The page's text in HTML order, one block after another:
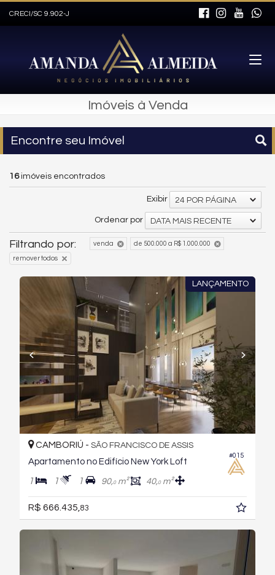
CRECI/SC 9.902-J
Imóveis à Venda
Encontre seu Imóvel
16imóveis encontrados
Exibir 24 POR PÁGINA
Ordenar por DATA MAIS RECENTE
Filtrando por: venda de 500.000 a R$ 1.000.000
remover todos
LANÇAMENTO
#015
CAMBORIÚ - SÃO FRANCISCO DE ASSIS
Apartamento no Edifício New York Loft
1 1 1 90,0m² 40,0m²
R$ 666.435, 83